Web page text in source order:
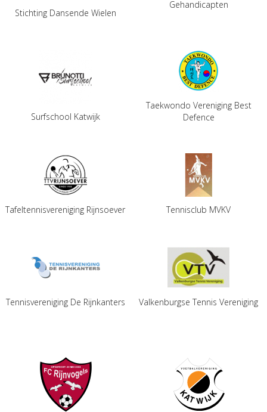
Stichting Dansende Wielen
Gehandicapten
Surfschool Katwijk
Taekwondo Vereniging Best
Defence
Tafeltennisvereniging Rijnsoever Tennisclub MVKV
Tennisvereniging De Rijnkanters Valkenburgse Tennis Vereniging